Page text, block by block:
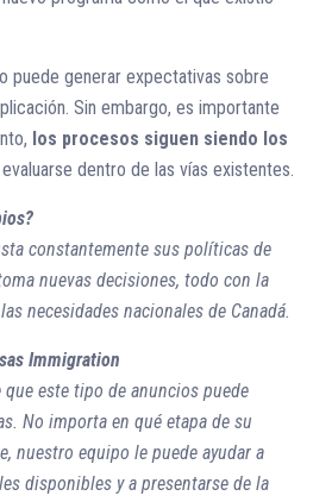
puede generar expectativas sobre
Sin embargo, es importante
los procesos siguen siendo los
dentro de las vías existentes.
constantemente sus políticas de
nuevas decisiones, todo con la
necesidades nacionales de Canadá.
Immigration
este tipo de anuncios puede
No importa en qué etapa de su
nuestro equipo le puede ayudar a
disponibles y a presentarse de la